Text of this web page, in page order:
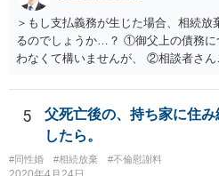
＞もし支払義務が生じた場合、相続
るのでしょうか…？ ①御父上の債務に
わなくて構いませんが、 ②相談者さ
いないので何とも言えません。 そも
印鑑証明まで用意して推定相続人に
がします。 もし何らかの義務を相続
ので、契約書の文面を持って、弁護士
します。
5
父死亡後の、持ち家に住
したら。
#同性婚 #相続放棄 #不倫慰謝料